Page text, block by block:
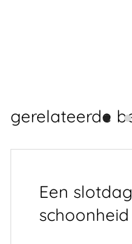
gerelateerde
Een
schoonheid